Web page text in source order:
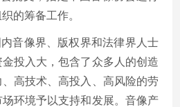
的筹备工作。
像界、版权界和法律界人士
投入大，包含了众多人的创造
高技术、高投入、高风险的劳
环境予以支持和发展。音像产